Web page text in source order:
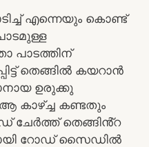
എന്നെയും കൊണ്ട്
പാടത്തിന്
തെങ്ങിൽ കയറാൻ
ഉരുക്കു
കാഴ്ച്ച കണ്ടതും
ചേർത്ത് തെങ്ങിൻ്റ
റോഡ് സൈഡിൽ